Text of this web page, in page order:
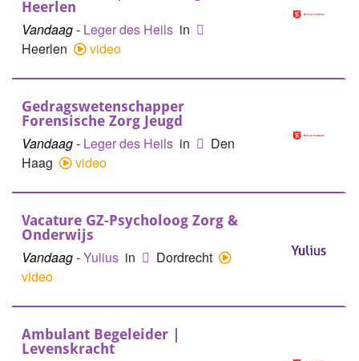
Heerlen
Vandaag- Leger des Heils in
Heerlen
video
Gedragswetenschapper
Forensische Zorg Jeugd
Vandaag- Leger des Heils in
Den
Haag
video
Vacature GZ-Psycholoog Zorg &
Onderwijs
Vandaag-Yulius in
Dordrecht
video
Ambulant Begeleider |
Levenskracht